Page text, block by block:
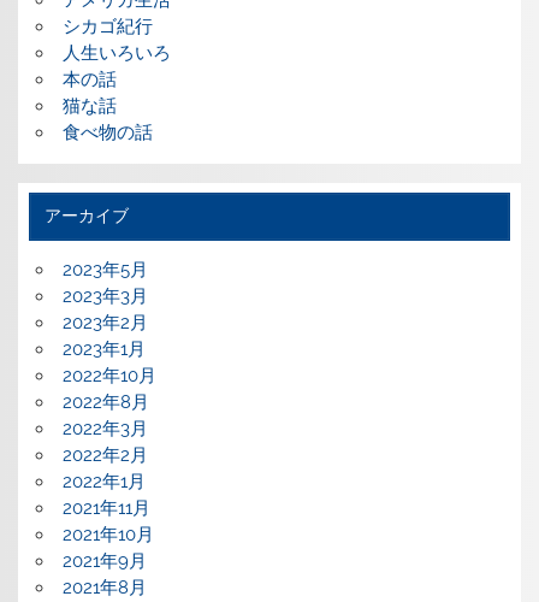
シカゴ紀行
人生いろいろ
本の話
猫な話
食べ物の話
アーカイブ
2023年5月
2023年3月
2023年2月
2023年1月
2022年10月
2022年8月
2022年3月
2022年2月
2022年1月
2021年11月
2021年10月
2021年9月
2021年8月